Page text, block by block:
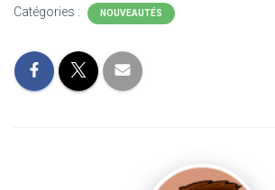
Catégories : NOUVEAUTÉS